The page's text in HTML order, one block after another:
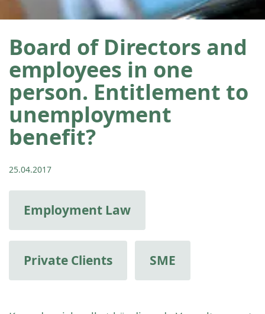
Board of Directors and
employees in one
person. Entitlement to
unemployment
benefit?
25.04.2017
Employment Law
Private Clients SME